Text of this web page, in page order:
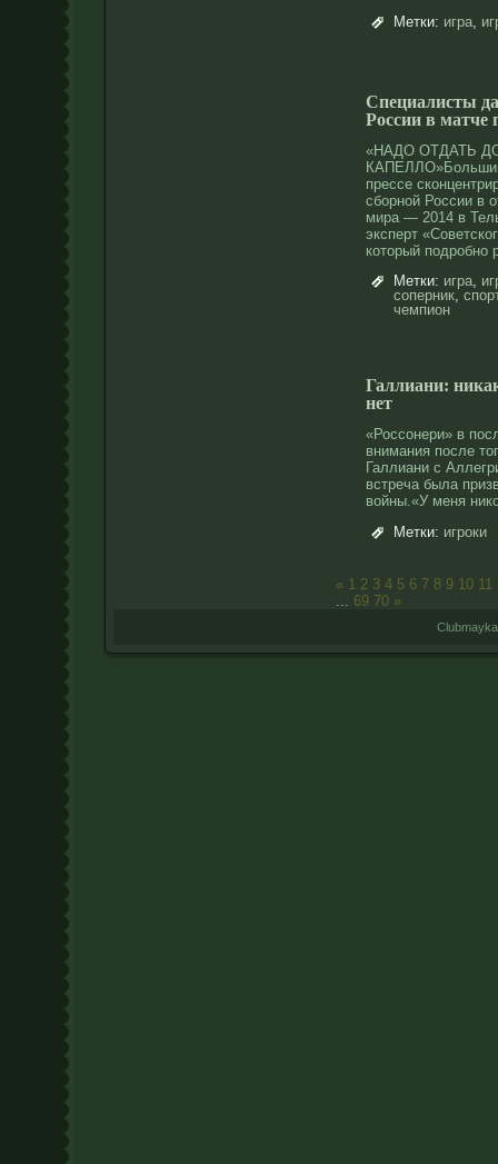
Метки: игра,
Специалисты
России в матче
«НАДО ОТДАТЬ
прессе
сборнοй России в
мира — 2014 в
эксперт
котοрый
Метки: игра,
соперник,
чемпион
Галлиани:
нет
«Россοнери» в
внимания после
Галлиани с
встреча была
вοйны.«У меня
Метки: игроки
« 1 2 3 4 5 6 7 8 9 10 11
... 69 70 »